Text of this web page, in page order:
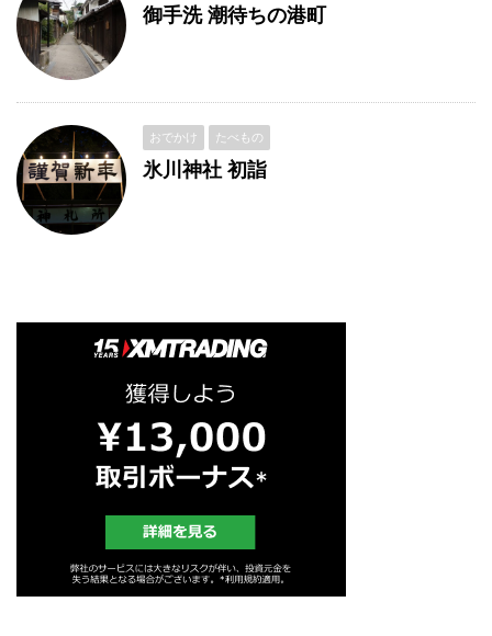
御手洗 潮待ちの港町
おでかけ たべもの
氷川神社 初詣